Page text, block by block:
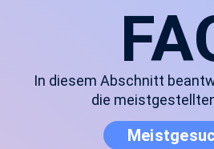
In diesem Abschnitt
die